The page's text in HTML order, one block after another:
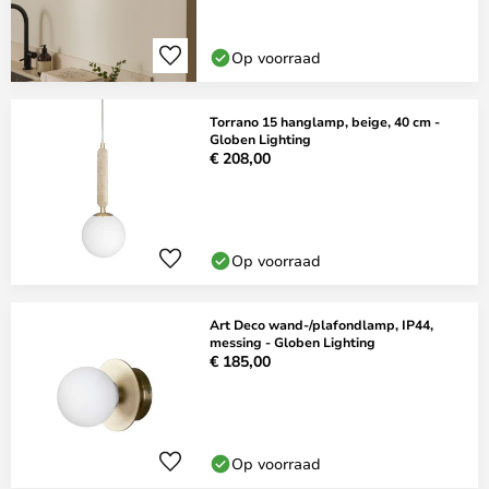
Op voorraad
Torrano 15 hanglamp, beige, 40 cm -
Globen Lighting
€ 208,00
Op voorraad
Art Deco wand-/plafondlamp, IP44,
messing - Globen Lighting
€ 185,00
Op voorraad